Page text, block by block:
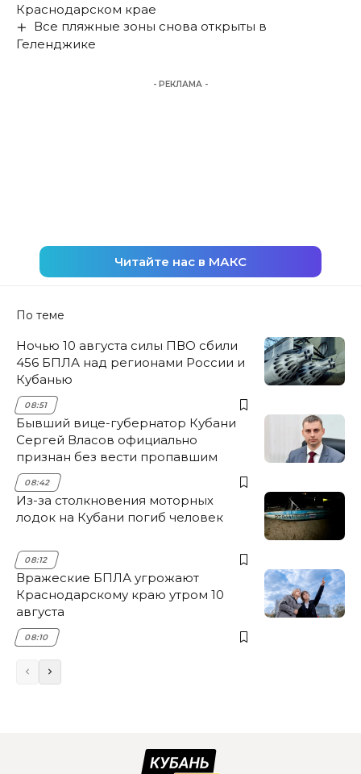
Краснодарском крае
Все пляжные зоны снова открыты в
Геленджике
- РЕКЛАМА -
Читайте нас в МАКС
По теме
Ночью 10 августа силы ПВО сбили
456 БПЛА над регионами России и
Кубанью
08:51
Бывший вице-губернатор Кубани
Сергей Власов официально
признан без вести пропавшим
08:42
Из-за столкновения моторных
лодок на Кубани погиб человек
08:12
Вражеские БПЛА угрожают
Краснодарскому краю утром 10
августа
08:10